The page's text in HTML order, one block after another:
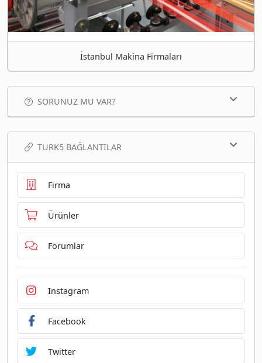
İstanbul Makina Firmaları
SORUNUZ MU VAR?
TURK5 BAĞLANTILAR
Firma
Ürünler
Forumlar
Instagram
Facebook
Twitter